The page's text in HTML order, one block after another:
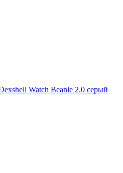
Watch Beanie 2.0 серый